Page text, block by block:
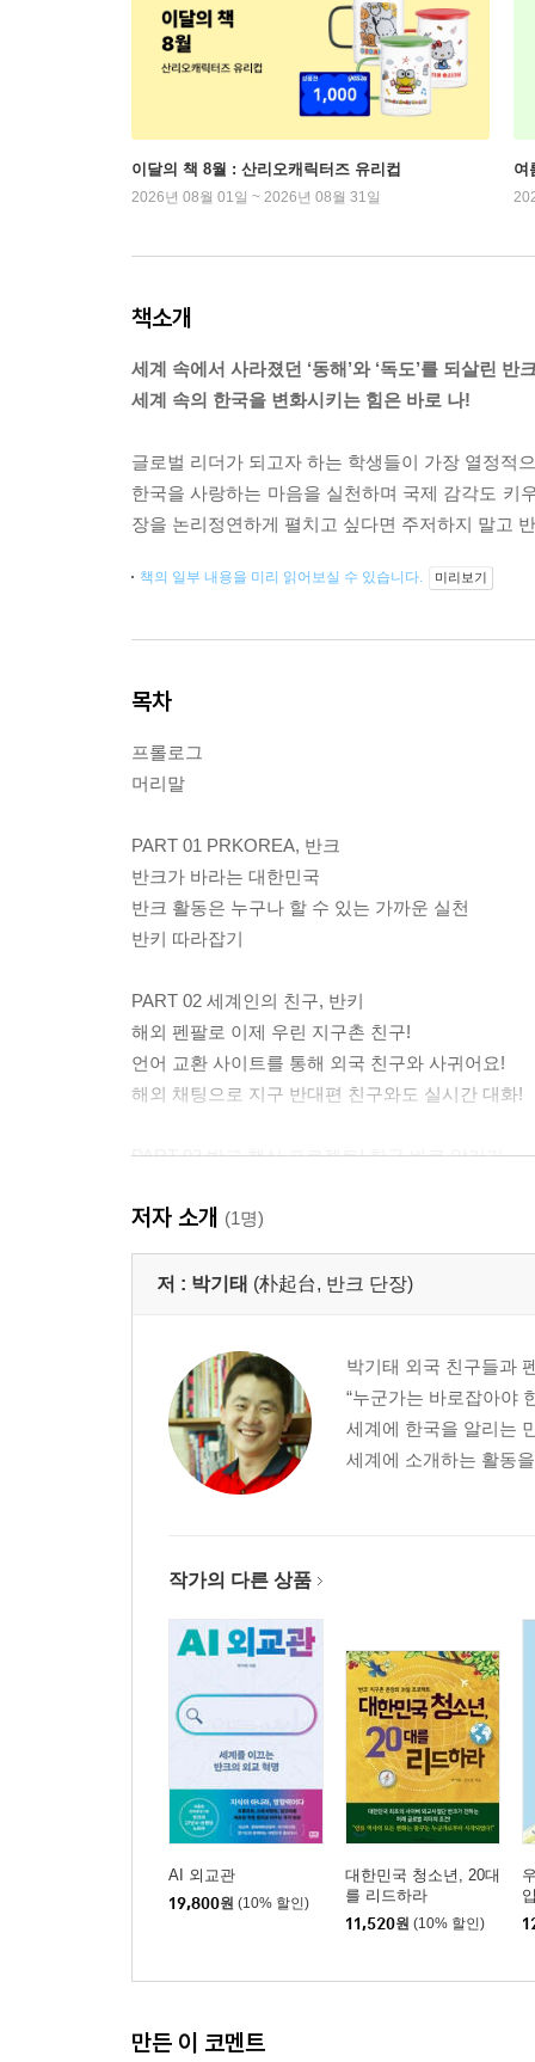
이달의 책 8월 : 산리오캐릭터즈 유리컵
2026년 08월 01일 ~ 2026년 08월 31일
여
책소개
세계 속에서 사라졌던 ‘동해’와 ‘독도’를 되살린 반
세계 속의 한국을 변화시키는 힘은 바로 나!
글로벌 리더가 되고자 하는 학생들이 가장 열정적
한국을 사랑하는 마음을 실천하며 국제 감각도 키
장을 논리정연하게 펼치고 싶다면 주저하지 말고
책의 일부 내용을 미리 읽어보실 수 있습니다. 미리보기
목차
프롤로그
머리말
PART 01 PRKOREA, 반크
반크가 바라는 대한민국
반크 활동은 누구나 할 수 있는 가까운 실천
반키 따라잡기
PART 02 세계인의 친구, 반키
해외 펜팔로 이제 우린 지구촌 친구!
언어 교환 사이트를 통해 외국 친구와 사귀어요!
해외 채팅으로 지구 반대편 친구와도 실시간 대화!
PART 03 반크 핵심 프로젝트! 한국 바로 알리기
한국 바로 알리기 2탄 - 이젠 단체로 한국을 홍보한
친선 서한으로 외국 출판사를 우리 편으로 만들어요
왜곡된 역사와의 싸움, 동해 지키기
PART 04 대한민국 국가 브랜드
세계인들에게 친근한 한국의 이미지를 심어준다면?
소셜 미디어 시대 모든 한국인이 바로 국가 브랜드
말뚝에 밧줄로 묶인 대한민국 역사를 풀어나가자
PART 05 한국을 변화시키는 힘, 내 손안에 있다
반키가 되기 위해 Ready ∼ Action!
에필로그
저자 소개 (1명)
저 : 박기태 (朴起台, 반크 단장)
박기태 외국 친구들과
“누군가는 바로잡아야
세계에 한국을 알리는
세계에 소개하는 활동
작가의 다른 상품
AI 외교관
19,800원 (10% 할인)
대한민국 청소년, 20대
를 리드하라
11,520원 (10% 할인)
만든 이 코멘트